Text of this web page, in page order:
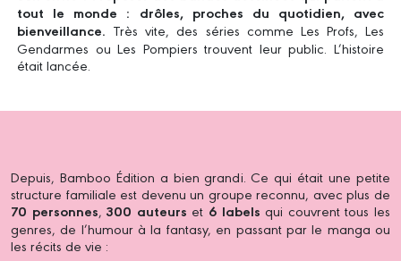
tout le monde : drôles, proches du quotidien, avec
bienveillance. Très vite, des séries comme Les Profs, Les
Gendarmes ou Les Pompiers trouvent leur public. L’histoire
était lancée.
Depuis, Bamboo Édition a bien grandi. Ce qui était une petite
structure familiale est devenu un groupe reconnu, avec plus de
70 personnes,300 auteurs et 6 labels qui couvrent tous les
genres, de l’humour à la fantasy, en passant par le manga ou
les récits de vie :